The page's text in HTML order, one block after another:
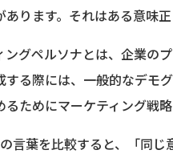
あります。それはある意味
ングペルソナとは、企業の
する際には、一般的なデモ
るためにマーケティング戦
言葉を比較すると、「同